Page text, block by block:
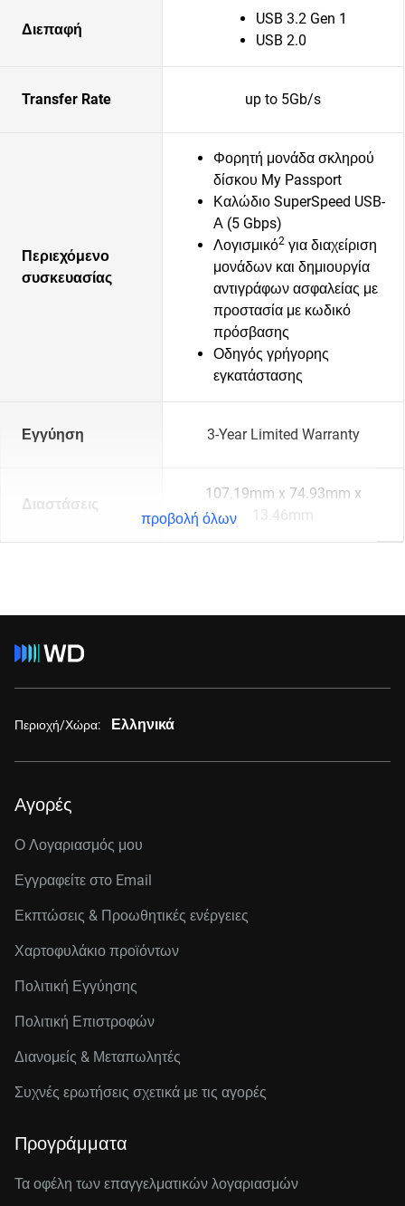
Διεπαφή
USB 3.2 Gen 1
USB 2.0
Transfer Rate up to 5Gb/s
Περιεχόμενο
συσκευασίας
Φορητή μονάδα σκληρού
δίσκου My Passport
Καλώδιο SuperSpeed USB-
Α (5 Gbps)
Λογισμικό2 για διαχείριση
μονάδων και δημιουργία
αντιγράφων ασφαλείας με
προστασία με κωδικό
πρόσβασης
Οδηγός γρήγορης
εγκατάστασης
Εγγύηση 3-Year Limited Warranty
Διαστάσεις
107.19mm x 74.93mm x
13.46mm
προβολή όλων
Περιοχή/Χώρα: Ελληνικά
Αγορές
Ο Λογαριασμός μου
Εγγραφείτε στo Email
Εκπτώσεις & Προωθητικές ενέργειες
Χαρτοφυλάκιο προϊόντων
Πολιτική Εγγύησης
Πολιτική Επιστροφών
Διανομείς & Μεταπωλητές
Συχνές ερωτήσεις σχετικά με τις αγορές
Προγράμματα
Τα οφέλη των επαγγελματικών λογαριασμών